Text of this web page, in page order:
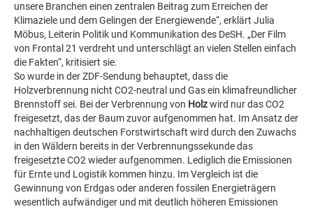
unsere Branchen einen zentralen Beitrag zum Erreichen der
Klimaziele und dem Gelingen der Energiewende“, erklärt Julia
Möbus, Leiterin Politik und Kommunikation des DeSH. „Der Film
von Frontal 21 verdreht und unterschlägt an vielen Stellen einfach
die Fakten“, kritisiert sie.
So wurde in der ZDF-Sendung behauptet, dass die
Holzverbrennung nicht CO2-neutral und Gas ein klimafreundlicher
Brennstoff sei. Bei der Verbrennung von Holzwird nur das CO2
freigesetzt, das der Baum zuvor aufgenommen hat. Im Ansatz der
nachhaltigen deutschen Forstwirtschaft wird durch den Zuwachs
in den Wäldern bereits in der Verbrennungssekunde das
freigesetzte CO2 wieder aufgenommen. Lediglich die Emissionen
für Ernte und Logistik kommen hinzu. Im Vergleich ist die
Gewinnung von Erdgas oder anderen fossilen Energieträgern
wesentlich aufwändiger und mit deutlich höheren Emissionen